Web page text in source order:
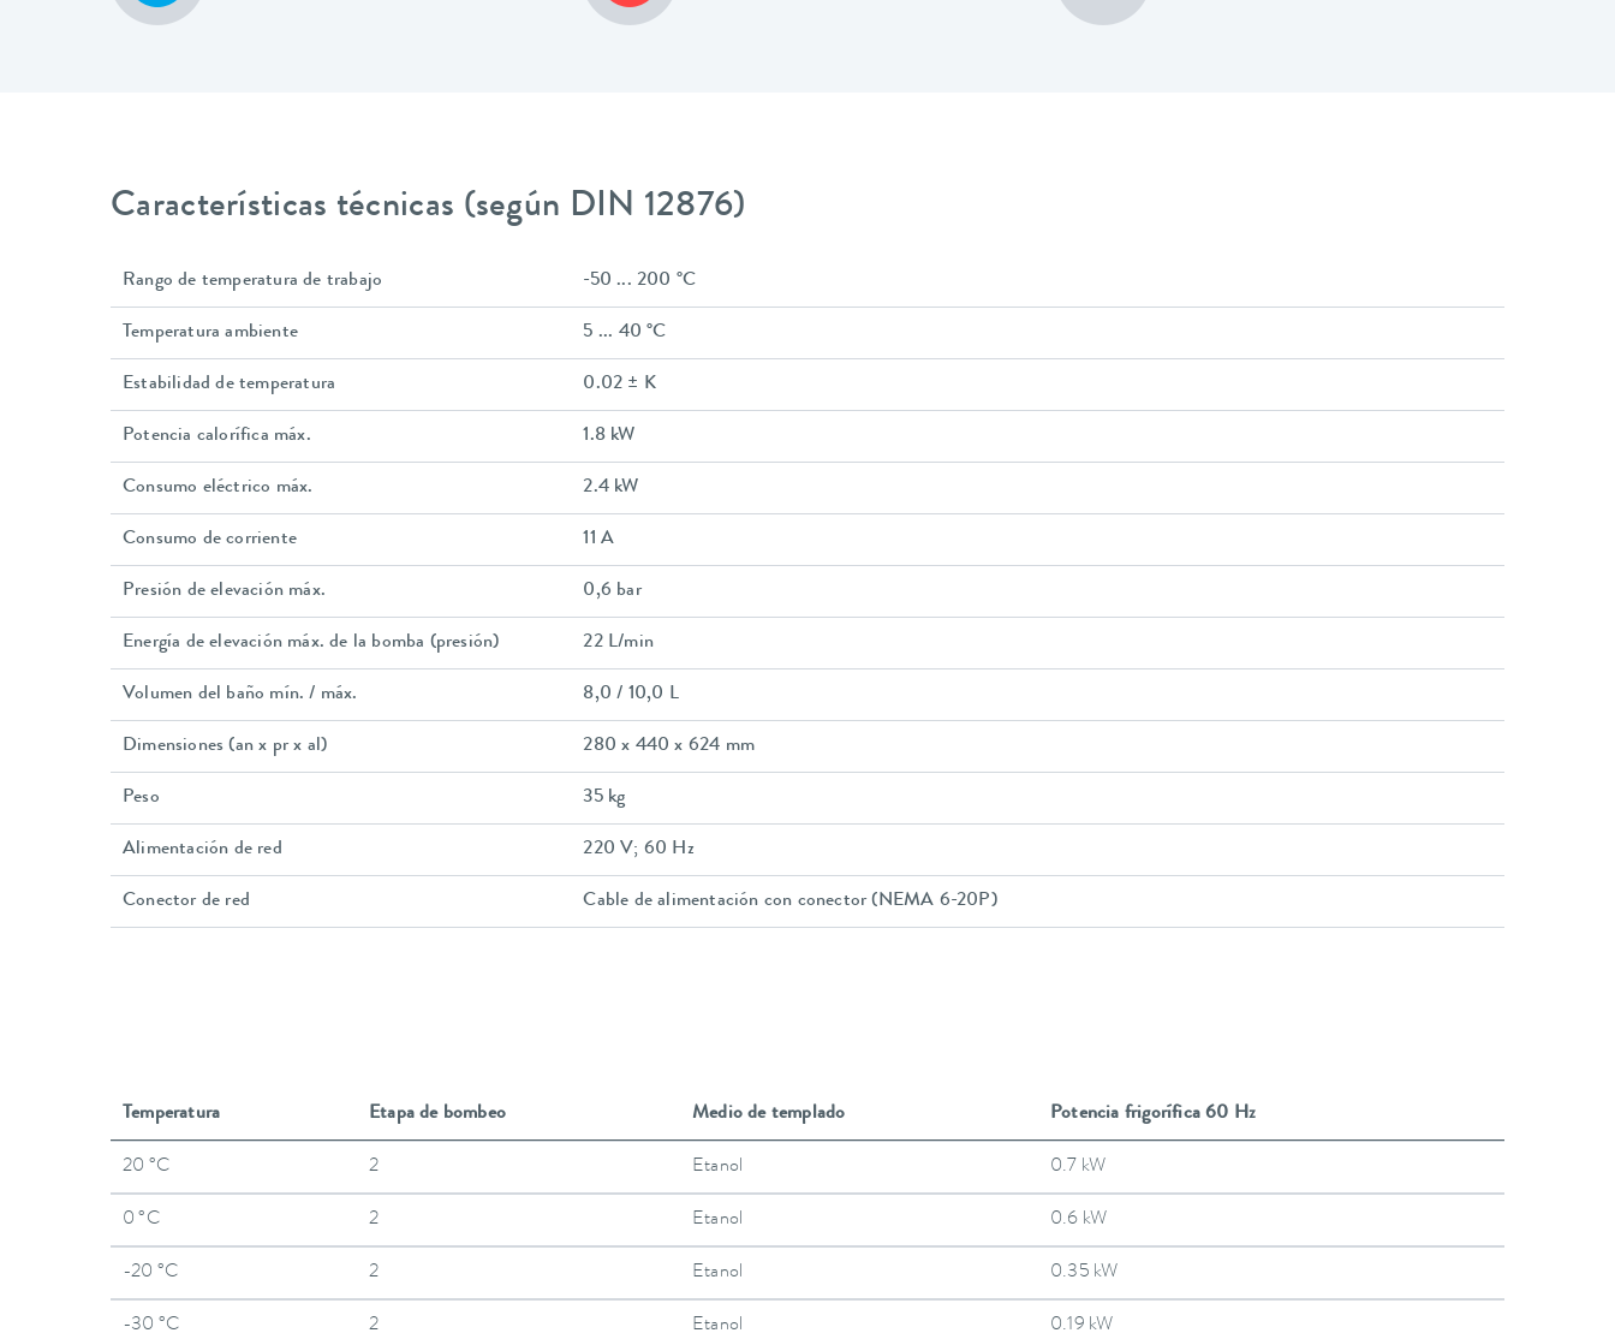
Características técnicas (según DIN 12876)
Rango de temperatura de trabajo -50 ... 200 °C
Temperatura ambiente 5 ... 40 °C
Estabilidad de temperatura 0.02 ± K
Potencia calorífica máx. 1.8 kW
Consumo eléctrico máx. 2.4 kW
Consumo de corriente 11 A
Presión de elevación máx. 0,6 bar
Energía de elevación máx. de la bomba (presión) 22 L/min
Volumen del baño mín. / máx. 8,0 / 10,0 L
Dimensiones (an x pr x al) 280 x 440 x 624 mm
Peso 35 kg
Alimentación de red 220 V; 60 Hz
Conector de red Cable de alimentación con conector (NEMA 6-20P)
Temperatura Etapa de bombeo Medio de templado Potencia frigorífica 60 Hz
20 °C 2 Etanol 0.7 kW
0 °C 2 Etanol 0.6 kW
-20 °C 2 Etanol 0.35 kW
-30 °C 2 Etanol 0.19 kW